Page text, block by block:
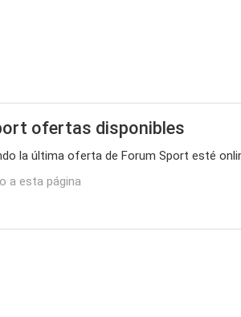
ofertas disponibles
la última oferta de Forum Sport esté
a esta página